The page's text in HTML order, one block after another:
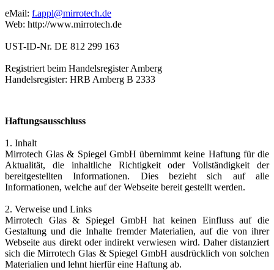
Besuchen Sie unsere Rubrik gebrauchte Maschinen. Wir haben
zum Angebot
Spiegelträume...
Gebrauchte Maschinen
Besuchen Sie unsere Rubrik gebrauchte Maschinen. Wir haben
interessante neue Angebote.
Spiegelträume...
Gewinnen Sie einen Eindruck aus unserem Spiegelsortiment
eMail: f.appl@mirrotech.de
Web: http://www.mirrotech.de
UST-ID-Nr. DE 812 299 163
Registriert beim Handelsregister Amberg
Handelsregister: HRB Amberg B 2333
Haftungsausschluss
1. Inhalt
Mirrotech Glas & Spiegel GmbH übernimmt keine Haftung für die
Aktualität, die inhaltliche Richtigkeit oder Vollständigkeit der
bereitgestellten Informationen. Dies bezieht sich auf alle
Informationen, welche auf der Webseite bereit gestellt werden.
2. Verweise und Links
Mirrotech Glas & Spiegel GmbH hat keinen Einfluss auf die
Gestaltung und die Inhalte fremder Materialien, auf die von ihrer
Webseite aus direkt oder indirekt verwiesen wird. Daher distanziert
sich die Mirrotech Glas & Spiegel GmbH ausdrücklich von solchen
Materialien und lehnt hierfür eine Haftung ab.